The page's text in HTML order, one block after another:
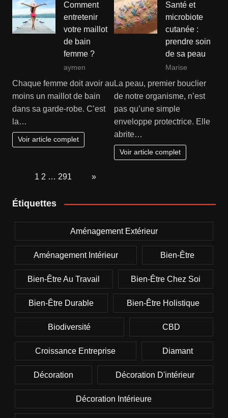
Comment
entretenir
votre maillot
de bain
femme ?
aymen
Chaque femme doit avoir au
moins un maillot de bain
dans sa garde-robe. C’est
la…
Voir article complet
Santé et
microbiote
cutanée :
prendre soin
de sa peau
Marise
La peau, premier bouclier
de notre organisme, n’est
pas qu’une simple
enveloppe protectrice. Elle
abrite…
Voir article complet
1 2 … 291 »
Étiquettes
Aménagement Extérieur
Aménagement Intérieur Bien-Être
Bien-Être Au Travail Bien-Être Chez Soi
Bien-Être Durable Bien-Être Holistique
Biodiversité CBD
Croissance Entreprise Diamant
Décoration Décoration D'intérieur
Décoration Intérieure